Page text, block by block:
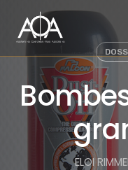
content
ELOI